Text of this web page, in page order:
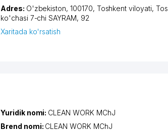
Adres: O'zbekiston, 100170, Toshkent viloyati,
ko'chasi 7-chi SAYRAM, 92
Xaritada ko'rsatish
Yuridik nomi: CLEAN WORK MChJ
Brend nomi: CLEAN WORK MChJ